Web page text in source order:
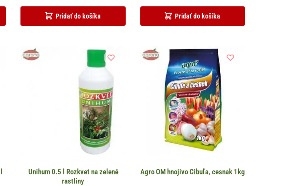
Pridať do košíka Pridať do košíka
Unihum 0.5 l Rozkvet na zelené
rastliny
Agro OM hnojivo Cibuľa, cesnak 1kg